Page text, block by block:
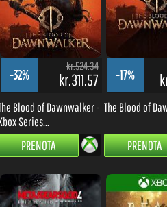
-32%
kr.524.34
kr.311.57
The Blood of Dawnwalker -
Xbox Series...
PRENOTA
-17%
The Blood of
PRENOTA